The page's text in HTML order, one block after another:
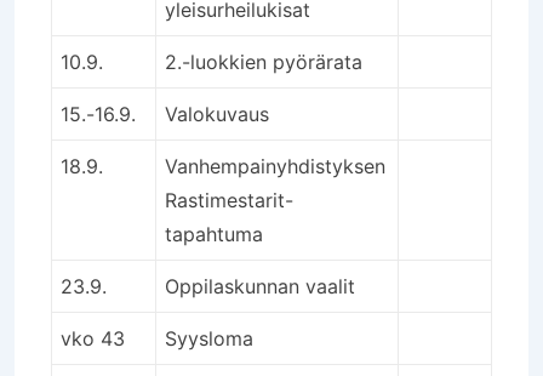
yleisurheilukisat
10.9. 2.-luokkien pyörärata
15.-16.9. Valokuvaus
18.9.
Vanhempainyhdistyksen
Rastimestarit-
tapahtuma
23.9. Oppilaskunnan vaalit
vko 43 Syysloma